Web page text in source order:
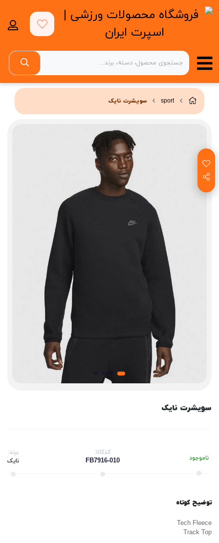
sport سویشرت نایک
سویشرت نایک
ناموجود
کدکالا:
FB7916-010
برند:
نایک
توضیح کوتاه
Tech Fleece
Track Top